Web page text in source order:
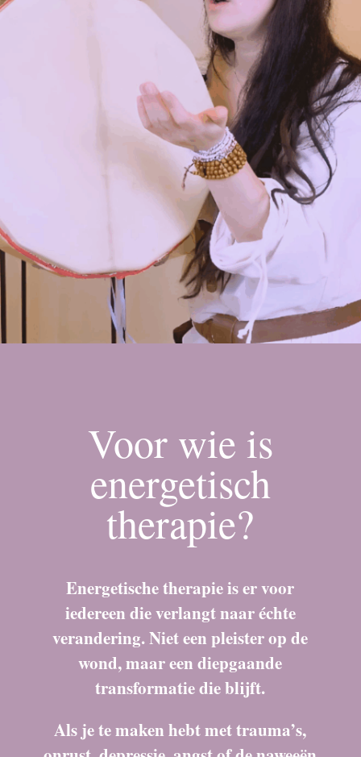
Voor wie is
energetisch
therapie?
Energetische therapie is er voor
iedereen die verlangt naar échte
verandering. Niet een pleister op de
wond, maar een diepgaande
transformatie die blijft.
Als je te maken hebt met trauma’s,